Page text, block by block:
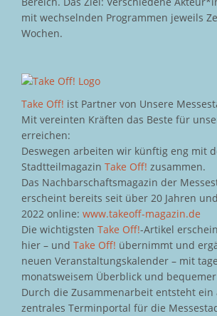
mit wechselnden Programmen jeweils
Wochen.
Take Off! ist Partner von Unsere
Mit vereinten Kräften das Beste für
erreichen:
Deswegen arbeiten wir künftig eng mit
Stadtteilmagazin Take Off! zusammen.
Das Nachbarschaftsmagazin der
erscheint bereits seit über 20 Jahren
2022 online: www.takeoff-magazin.de
Die wichtigsten Take Off!-Artikel
hier – und Take Off! übernimmt und
neuen Veranstaltungskalender – mit
monatsweisem Überblick und
Durch die Zusammenarbeit entsteht ein
zentrales Terminportal für die